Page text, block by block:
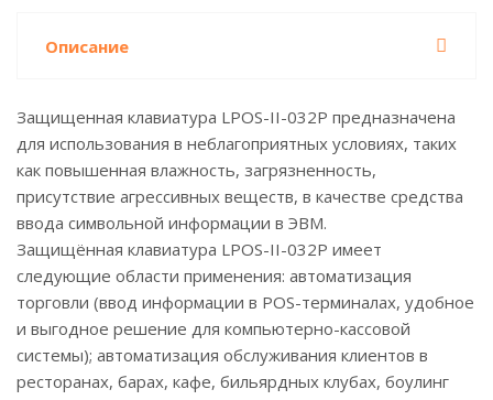
Описание
Защищенная клавиатура LPOS-II-032P предназначена
для использования в неблагоприятных условиях, таких
как повышенная влажность, загрязненность,
присутствие агрессивных веществ, в качестве средства
ввода символьной информации в ЭВМ.
Защищённая клавиатура LPOS-II-032P имеет
следующие области применения: автоматизация
торговли (ввод информации в POS-терминалах, удобное
и выгодное решение для компьютерно-кассовой
системы); автоматизация обслуживания клиентов в
ресторанах, барах, кафе, бильярдных клубах, боулинг